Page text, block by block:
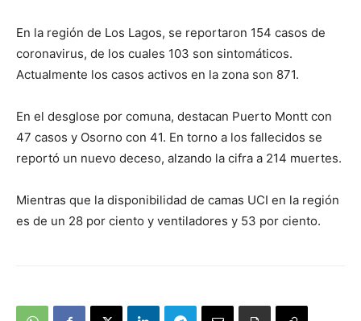
En la región de Los Lagos, se reportaron 154 casos de
coronavirus, de los cuales 103 son sintomáticos.
Actualmente los casos activos en la zona son 871.
En el desglose por comuna, destacan Puerto Montt con
47 casos y Osorno con 41. En torno a los fallecidos se
reportó un nuevo deceso, alzando la cifra a 214 muertes.
Mientras que la disponibilidad de camas UCI en la región
es de un 28 por ciento y ventiladores y 53 por ciento.